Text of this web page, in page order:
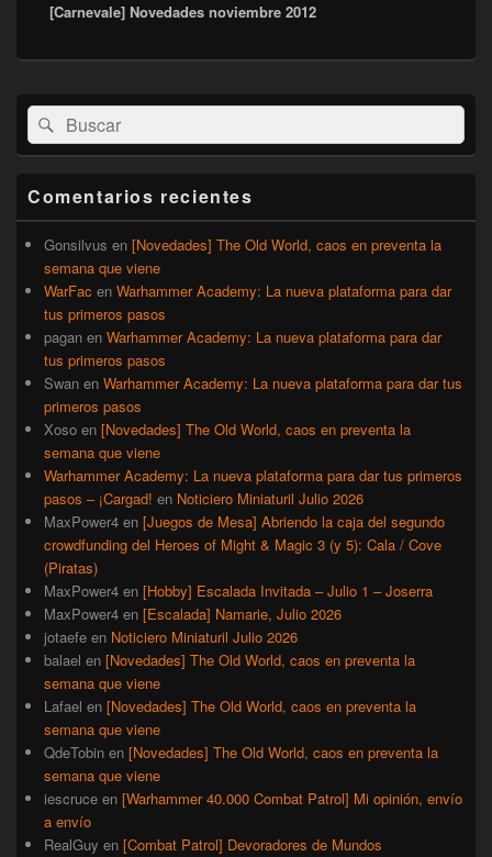
siguiente:
[Carnevale] Novedades noviembre 2012
El
área
de
widget
lateral
primaria
Buscar
por:
Buscar
Comentarios recientes
Gonsilvus en [Novedades] The Old World, caos en preventa la
semana que viene
WarFac en Warhammer Academy: La nueva plataforma para dar
tus primeros pasos
pagan en Warhammer Academy: La nueva plataforma para dar
tus primeros pasos
Swan en Warhammer Academy: La nueva plataforma para dar tus
primeros pasos
Xoso en [Novedades] The Old World, caos en preventa la
semana que viene
Warhammer Academy: La nueva plataforma para dar tus primeros
pasos – ¡Cargad! en Noticiero Miniaturil Julio 2026
MaxPower4 en [Juegos de Mesa] Abriendo la caja del segundo
crowdfunding del Heroes of Might & Magic 3 (y 5): Cala / Cove
(Piratas)
MaxPower4 en [Hobby] Escalada Invitada – Julio 1 – Joserra
MaxPower4 en [Escalada] Namarie, Julio 2026
jotaefe en Noticiero Miniaturil Julio 2026
balael en [Novedades] The Old World, caos en preventa la
semana que viene
Lafael en [Novedades] The Old World, caos en preventa la
semana que viene
QdeTobin en [Novedades] The Old World, caos en preventa la
semana que viene
iescruce en [Warhammer 40.000 Combat Patrol] Mi opinión, envío
a envío
RealGuy en [Combat Patrol] Devoradores de Mundos